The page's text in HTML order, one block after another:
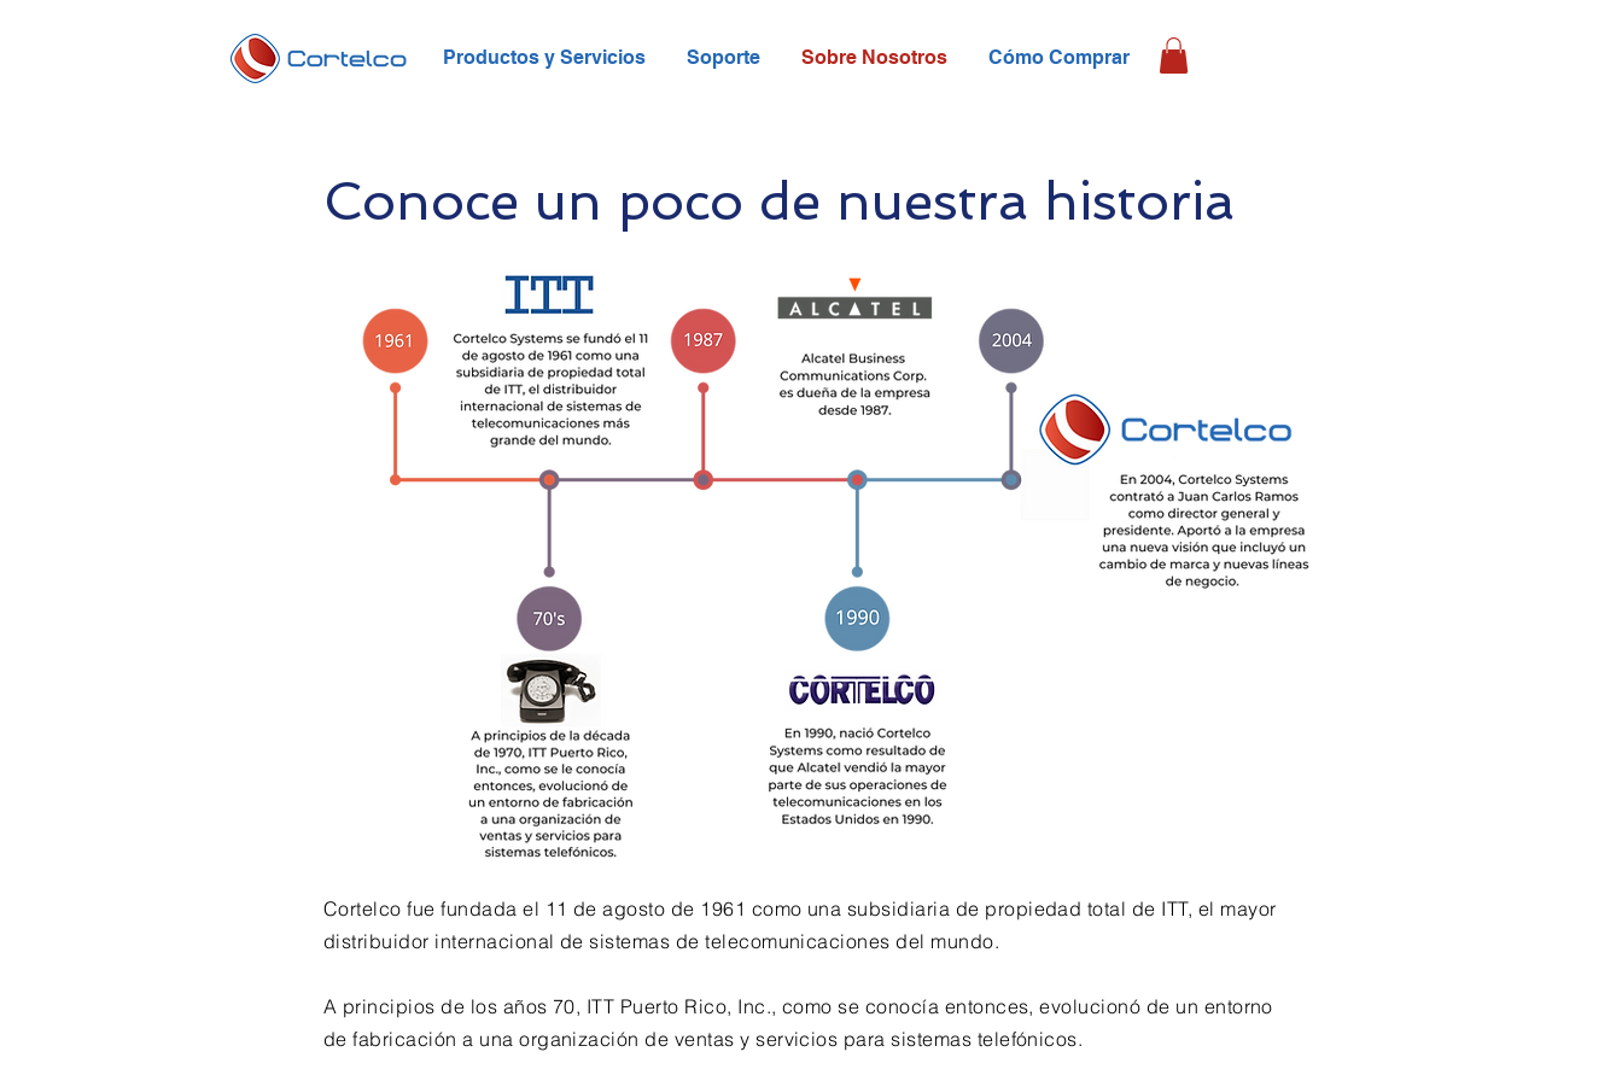
Productos y Servicios Soporte Sobre Nosotros Cómo Comprar
Conoce un poco de nuestra historia
Cortelco fue fundada el 11 de agosto de 1961 como una subsidiaria de propiedad total de ITT, el mayor
distribuidor internacional de sistemas de telecomunicaciones del mundo.
A principios de los años 70, ITT Puerto Rico, Inc., como se conocía entonces, evolucionó de un entorno
de fabricación a una organización de ventas y servicios para sistemas telefónicos.